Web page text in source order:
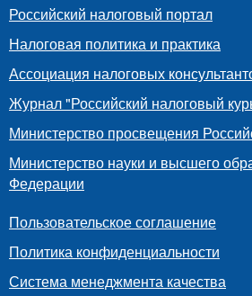
Российский налоговый портал
Налоговая политика и практика
Ассоциация налоговых
Журнал "Российский налоговый
Министерство просвещения
Министерство науки и высшего
Федерации
Пользовательское соглашение
Политика конфиденциальности
Система менеджмента качества